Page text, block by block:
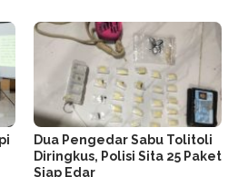
Dua Pengedar Sabu Tolitoli
Diringkus, Polisi Sita 25 Paket
Siap Edar